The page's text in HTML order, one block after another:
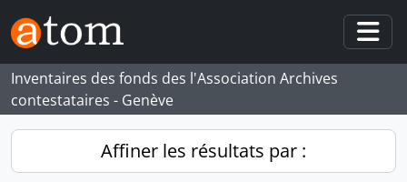
Skip to main content
Inventaires des fonds des l'Association Archives
contestataires - Genève
Affiner les résultats par :